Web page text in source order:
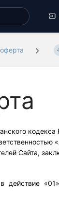
Сайта,
действие